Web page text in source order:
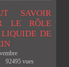
SAVOIR
LE RÔLE
DE
92495 vues